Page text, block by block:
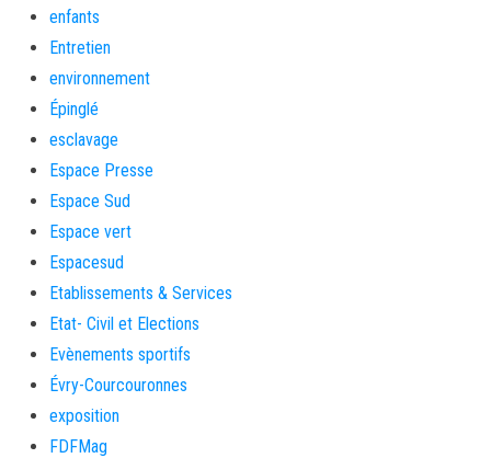
enfants
Entretien
environnement
Épinglé
esclavage
Espace Presse
Espace Sud
Espace vert
Espacesud
Etablissements & Services
Etat- Civil et Elections
Evènements sportifs
Évry-Courcouronnes
exposition
FDFMag